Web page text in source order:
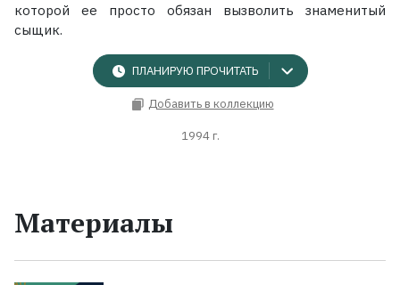
которой ее просто обязан вызволить знаменитый
сыщик.
ПЛАНИРУЮ ПРОЧИТАТЬ
Добавить в коллекцию
1994 г.
Материалы